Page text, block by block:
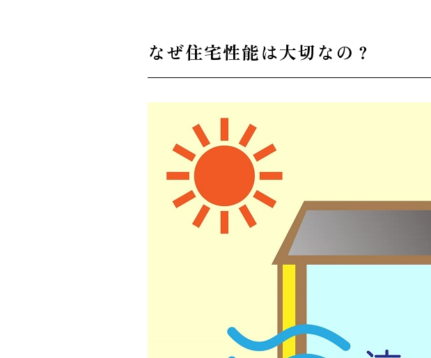
なぜ住宅性能は大切なの？